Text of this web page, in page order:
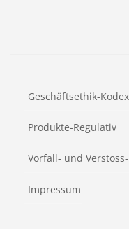
Geschäftsethik-Kodex
Produkte-Regulativ
Vorfall- und
Impressum